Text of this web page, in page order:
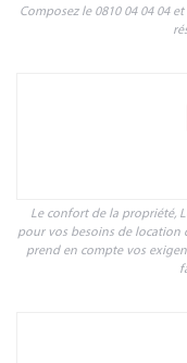
Composez le 0810 04 04 04
Le confort de la propriété,
pour vos besoins de location
prend en compte vos